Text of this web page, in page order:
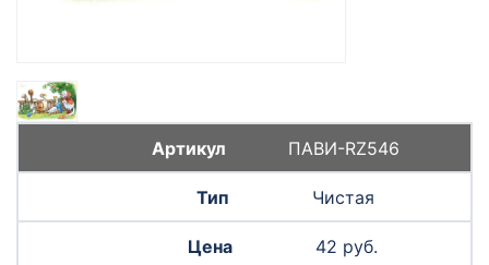
ПАВИ-RZ546
Чистая
42 руб.